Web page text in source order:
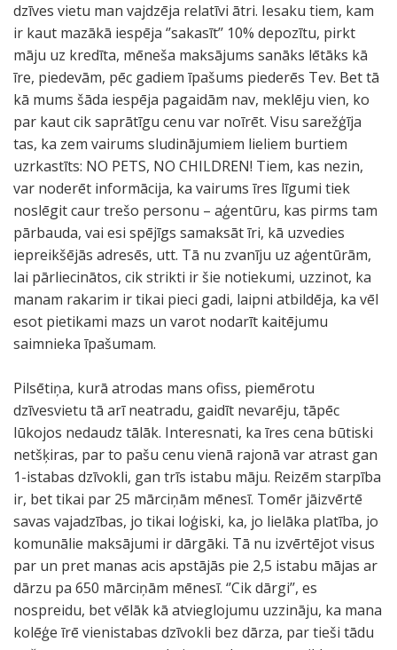
dzīves vietu man vajdzēja relatīvi ātri. Iesaku tiem, kam
ir kaut mazākā iespēja ‘’sakasīt’’ 10% depozītu, pirkt
māju uz kredīta, mēneša maksājums sanāks lētāks kā
īre, piedevām, pēc gadiem īpašums piederēs Tev. Bet tā
kā mums šāda iespēja pagaidām nav, meklēju vien, ko
par kaut cik saprātīgu cenu var noīrēt. Visu sarežģīja
tas, ka zem vairums sludinājumiem lieliem burtiem
uzrkastīts: NO PETS, NO CHILDREN! Tiem, kas nezin,
var noderēt informācija, ka vairums īres līgumi tiek
noslēgit caur trešo personu – aģentūru, kas pirms tam
pārbauda, vai esi spējīgs samaksāt īri, kā uzvedies
iepreikšējās adresēs, utt. Tā nu zvanīju uz aģentūrām,
lai pārliecinātos, cik strikti ir šie notiekumi, uzzinot, ka
manam rakarim ir tikai pieci gadi, laipni atbildēja, ka vēl
esot pietikami mazs un varot nodarīt kaitējumu
saimnieka īpašumam.
Pilsētiņa, kurā atrodas mans ofiss, piemērotu
dzīvesvietu tā arī neatradu, gaidīt nevarēju, tāpēc
lūkojos nedaudz tālāk. Interesnati, ka īres cena būtiski
netšķiras, par to pašu cenu vienā rajonā var atrast gan
1-istabas dzīvokli, gan trīs istabu māju. Reizēm starpība
ir, bet tikai par 25 mārciņām mēnesī. Tomēr jāizvērtē
savas vajadzības, jo tikai loģiski, ka, jo lielāka platība, jo
komunālie maksājumi ir dārgāki. Tā nu izvērtējot visus
par un pret manas acis apstājās pie 2,5 istabu mājas ar
dārzu pa 650 mārciņām mēnesī. ‘’Cik dārgi’’, es
nospreidu, bet vēlāk kā atvieglojumu uzzināju, ka mana
kolēģe īrē vienistabas dzīvokli bez dārza, par tieši tādu